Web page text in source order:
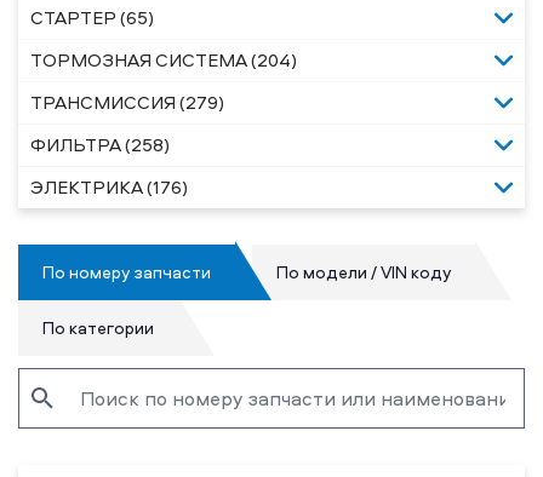
СТАРТЕР (65)
ТОРМОЗНАЯ СИСТЕМА (204)
ТРАНСМИССИЯ (279)
ФИЛЬТРА (258)
ЭЛЕКТРИКА (176)
По номеру запчасти По модели / VIN коду
По категории